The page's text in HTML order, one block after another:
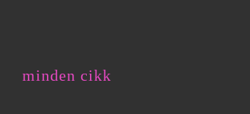
minden cikk